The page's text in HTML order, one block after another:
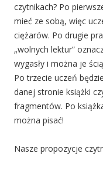
czytnikach? Po
mieć ze sobą, więc
ciężarów. Po drugie
„wolnych lektur”
wygasły i można je
Po trzecie uczeń
danej stronie książki
fragmentów. Po
można pisać!
Nasze propozycje